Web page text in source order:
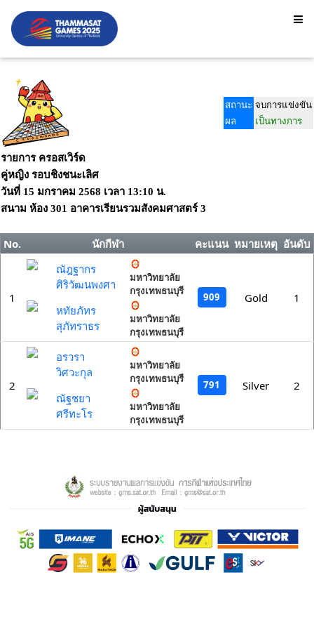
สถานะ จบการแข่งขัน
ผล
เป็นทางการ
รายการ ครอสเวิร์ด
คู่หญิง รอบชิงชนะเลิศ
วันที่ 15 มกราคม 2568 เวลา 13:10 น.
สนาม ห้อง 301 อาคารเรียนรวมสังคมศาสตร์ 3
No. นักกีฬา คะแนน หมายเหตุ อันดับ
1
ณัฎฐากร
ศิริวัฒนพงศา
มหาวิทยาลัย
กรุงเทพธนบุรี
หทัยภัทร
สุภัทราธร
มหาวิทยาลัย
กรุงเทพธนบุรี
909 Gold 1
2
อรวรา
วิศวะกุล
มหาวิทยาลัย
กรุงเทพธนบุรี
ณัฐชยา
ศรีทะโร
มหาวิทยาลัย
กรุงเทพธนบุรี
791 Silver 2